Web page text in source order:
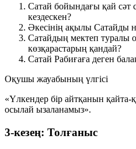
Сатай бойындағы қай сәт
кездескен?
Әкесінің ақылы Сатайды
Сатайдың мектеп туралы
көзқарастарың қандай?
Сатай Рабиғаға деген
Оқушы жауабының үлгісі
«Үлкендер бір айтқанын қайта-
осылай ызаланамыз».
3-кезең: Толғаныс